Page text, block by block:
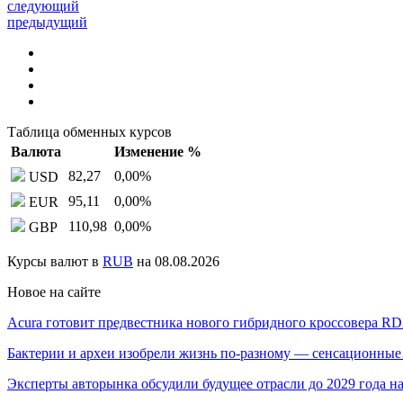
следующий
предыдущий
Таблица обменных курсов
Валюта
Изменение %
USD
82,27 0,00%
EUR
95,11 0,00%
GBP
110,98 0,00%
Курсы валют в RUB на 08.08.2026
Новое на сайте
Acura готовит предвестника нового гибридного кроссовера
Бактерии и археи изобрели жизнь по-разному —
Эксперты авторынка обсудили будущее отрасли до 2029 года